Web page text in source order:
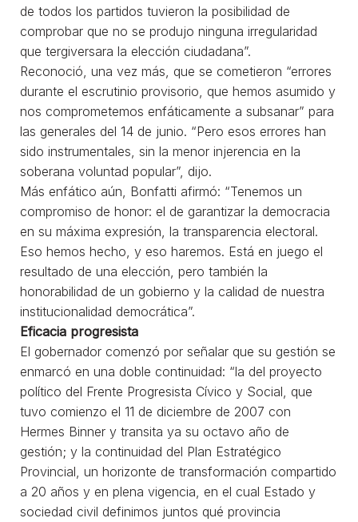
de todos los partidos tuvieron la posibilidad de
comprobar que no se produjo ninguna irregularidad
que tergiversara la elección ciudadana”.
Reconoció, una vez más, que se cometieron “errores
durante el escrutinio provisorio, que hemos asumido y
nos comprometemos enfáticamente a subsanar” para
las generales del 14 de junio. “Pero esos errores han
sido instrumentales, sin la menor injerencia en la
soberana voluntad popular”, dijo.
Más enfático aún, Bonfatti afirmó: “Tenemos un
compromiso de honor: el de garantizar la democracia
en su máxima expresión, la transparencia electoral.
Eso hemos hecho, y eso haremos. Está en juego el
resultado de una elección, pero también la
honorabilidad de un gobierno y la calidad de nuestra
institucionalidad democrática”.
Eficacia progresista
El gobernador comenzó por señalar que su gestión se
enmarcó en una doble continuidad: “la del proyecto
político del Frente Progresista Cívico y Social, que
tuvo comienzo el 11 de diciembre de 2007 con
Hermes Binner y transita ya su octavo año de
gestión; y la continuidad del Plan Estratégico
Provincial, un horizonte de transformación compartido
a 20 años y en plena vigencia, en el cual Estado y
sociedad civil definimos juntos qué provincia